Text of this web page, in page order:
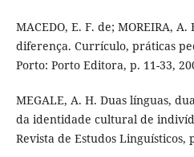
MACEDO, E. F. de; MOREIRA,
diferença. Currículo, práticas
Porto: Porto Editora, p. 11-33,
MEGALE, A. H. Duas línguas,
da identidade cultural de
Revista de Estudos Linguísticos,